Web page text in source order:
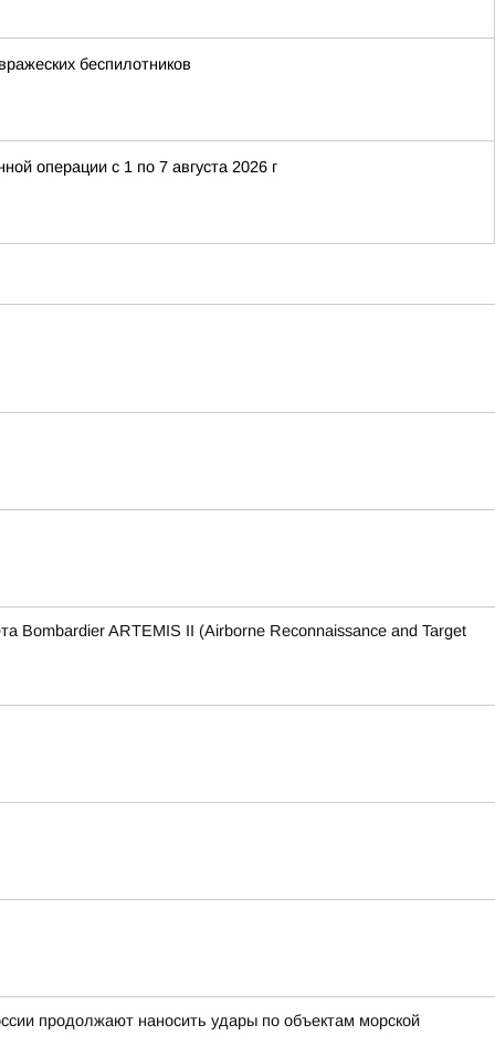
беспилотников
операции с 1 по 7 августа 2026 г
Bombardier ARTEMIS II (Airborne Reconnaissance and Target
продолжают наносить удары по объектам морской